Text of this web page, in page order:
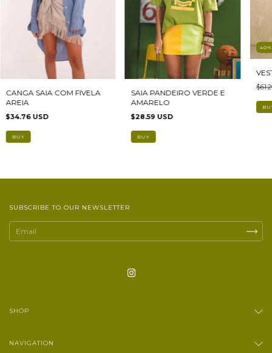
CANGA SAIA COM FIVELA
AREIA
$34.76 USD
SAIA PANDEIRO VERDE E
AMARELO
$28.59 USD
BUY
40
SUBSCRIBE TO OUR NEWSLETTER
SHOP
NAVIGATION